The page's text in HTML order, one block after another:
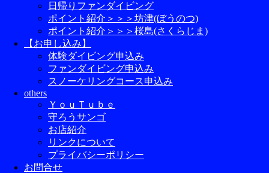
日帰りファンダイビング
ポイント紹介＞＞＞坊津(ぼうのつ)
ポイント紹介＞＞＞桜島(さくらじま)
【お申し込み】
体験ダイビング申込み
ファンダイビング申込み
スノーケリングコース申込み
others
ＹｏｕＴｕｂｅ
守ろうサンゴ
お店紹介
リンクについて
プライバシーポリシー
お問合せ